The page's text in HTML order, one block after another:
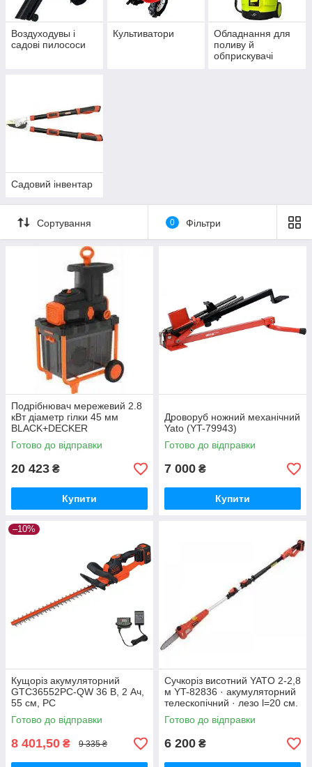
Воздуходувы і
садові пилососи
Культиватори
Обладнання для
поливу й
обприскувачі
Садовий інвентар
Сортування 0 Фільтри
Подрібнювач мережевий 2.8
кВт діаметр гілки 45 мм
BLACK+DECKER
Готово до відправки
20 423 ₴
Купити
Дроворуб ножний механічний
Yato (YT-79943)
Готово до відправки
7 000 ₴
Купити
–10%
Кущоріз акумуляторний
GTC36552PC-QW 36 В, 2 Ач,
55 см, PC
Готово до відправки
8 401,50 ₴ 9 335 ₴
Сучкоріз висотний YATO 2-2,8
м YT-82836 · акумуляторний
телескопічний · лезо l=20 см.
Готово до відправки
6 200 ₴